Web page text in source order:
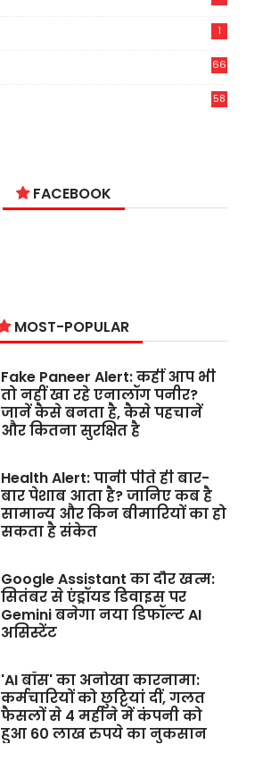
1
66
58
FACEBOOK
MOST-POPULAR
Fake Paneer Alert: कहीं आप भी
तो नहीं खा रहे एनालॉग पनीर?
जानें कैसे बनता है, कैसे पहचानें
और कितना सुरक्षित है
Health Alert: पानी पीते ही बार-
बार पेशाब आता है? जानिए कब है
सामान्य और किन बीमारियों का हो
सकता है संकेत
Google Assistant का दौर खत्म:
सितंबर से एंड्रॉयड डिवाइस पर
Gemini बनेगा नया डिफॉल्ट AI
असिस्टेंट
'AI बॉस' का अनोखा कारनामा:
कर्मचारियों को छुट्टियां दीं, गलत
फैसलों से 4 महीने में कंपनी को
हुआ 60 लाख रुपये का नुकसान